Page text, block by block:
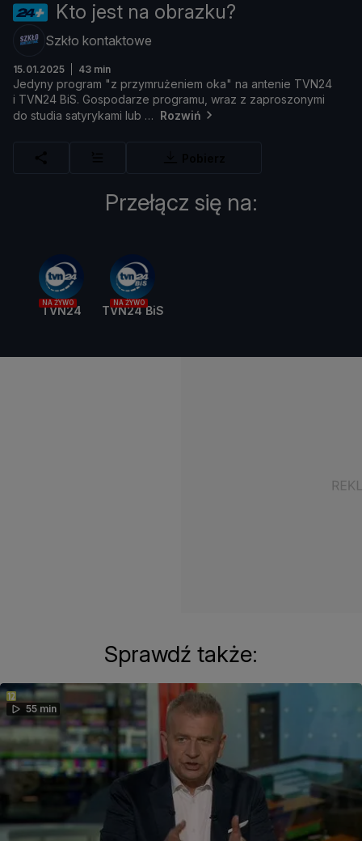
Kto jest na obrazku?
Szkło kontaktowe
15.01.2025 43 min
Jedyny program "z przymrużeniem oka" na antenie TVN24
i TVN24 BiS. Gospodarze programu, wraz z zaproszonymi
do studia satyrykami lub Rozwiń
Przełącz się na:
NA ŻYWO
TVN24
NA ŻYWO
TVN24 BiS
Sprawdź także:
55 min